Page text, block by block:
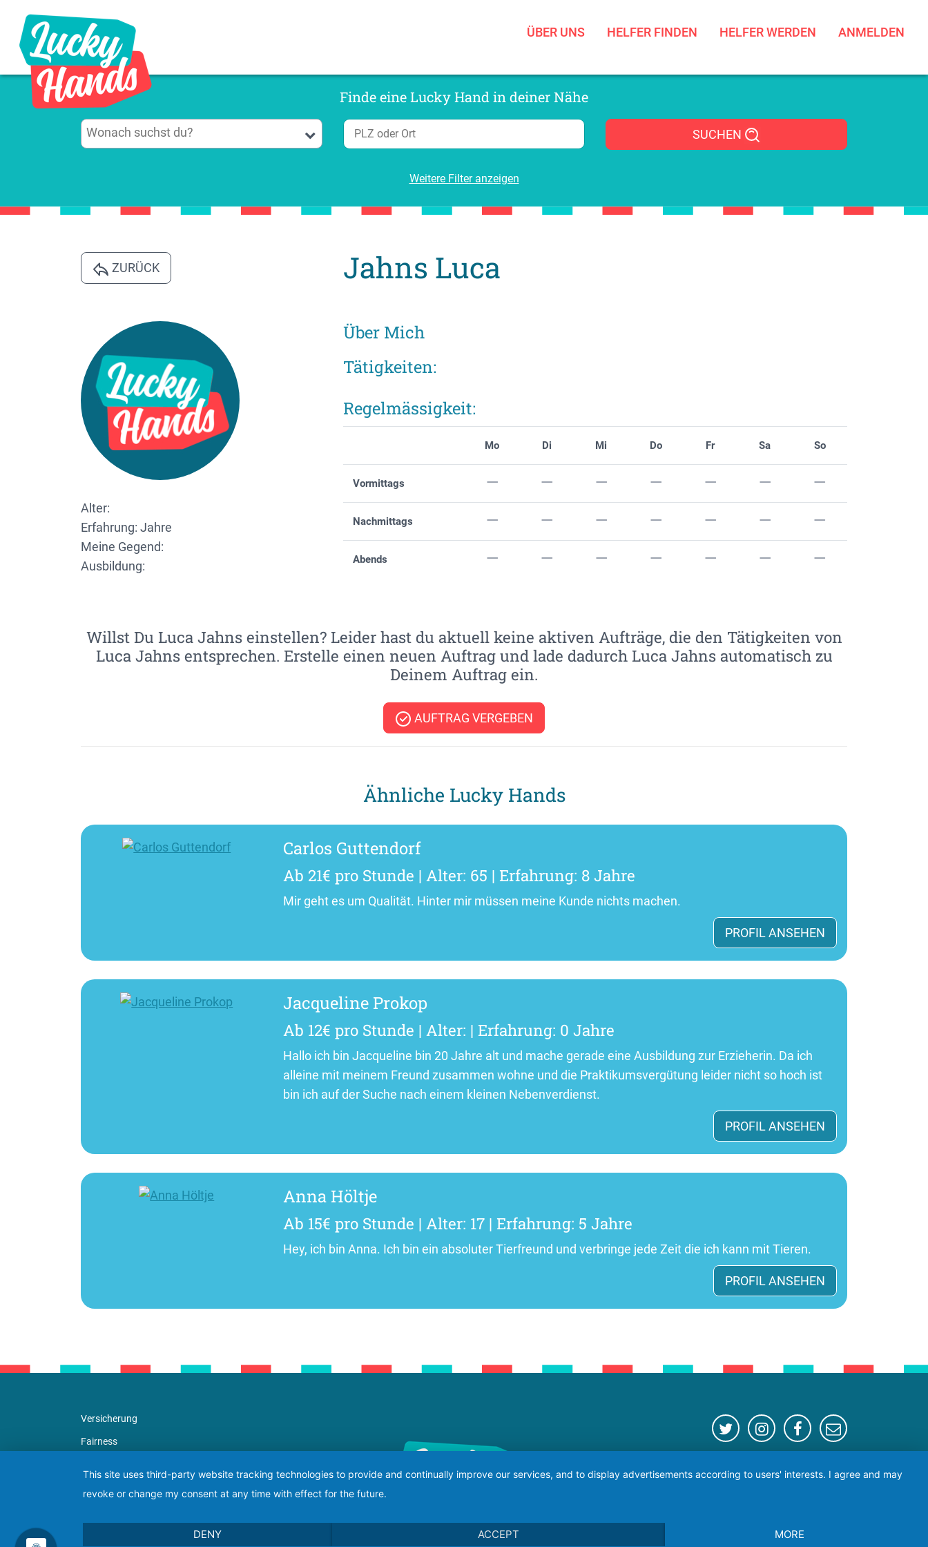
ÜBER UNS HELFER FINDEN HELFER WERDEN ANMELDEN
Finde eine Lucky Hand in deiner Nähe
SUCHEN
Weitere Filter anzeigen
ZURÜCK Jahns Luca
Alter:
Erfahrung: Jahre
Meine Gegend:
Ausbildung:
Über Mich
Tätigkeiten:
Regelmässigkeit:
Mo Di Mi Do Fr Sa So
Vormittags
Nachmittags
Abends
Willst Du Luca Jahns einstellen? Leider hast du aktuell keine aktiven Aufträge, die den Tätigkeiten von
Luca Jahns entsprechen. Erstelle einen neuen Auftrag und lade dadurch Luca Jahns automatisch zu
Deinem Auftrag ein.
AUFTRAG VERGEBEN
Ähnliche Lucky Hands
Carlos Guttendorf
Ab 21€ pro Stunde | Alter: 65 | Erfahrung: 8 Jahre
Mir geht es um Qualität. Hinter mir müssen meine Kunde nichts machen.
PROFIL ANSEHEN
Jacqueline Prokop
Ab 12€ pro Stunde | Alter: | Erfahrung: 0 Jahre
Hallo ich bin Jacqueline bin 20 Jahre alt und mache gerade eine Ausbildung zur Erzieherin. Da ich
alleine mit meinem Freund zusammen wohne und die Praktikumsvergütung leider nicht so hoch ist
bin ich auf der Suche nach einem kleinen Nebenverdienst.
PROFIL ANSEHEN
Anna Höltje
Ab 15€ pro Stunde | Alter: 17 | Erfahrung: 5 Jahre
Hey, ich bin Anna. Ich bin ein absoluter Tierfreund und verbringe jede Zeit die ich kann mit Tieren.
PROFIL ANSEHEN
Versicherung
Fairness
This site uses third-party website tracking technologies to provide and continually improve our services, and to display advertisements according to users' interests. I agree and may
revoke or change my consent at any time with effect for the future.
DENY ACCEPT MORE